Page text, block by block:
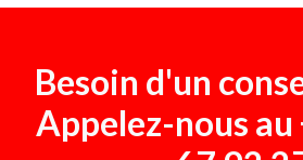
Besoin d'un
Appelez-nous au